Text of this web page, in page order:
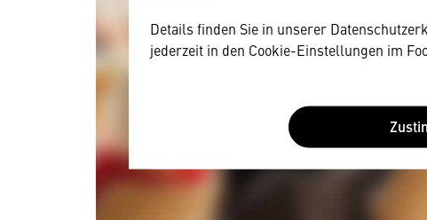
Details finden Sie in unserer
jederzeit in den Cookie-Einstellungen im